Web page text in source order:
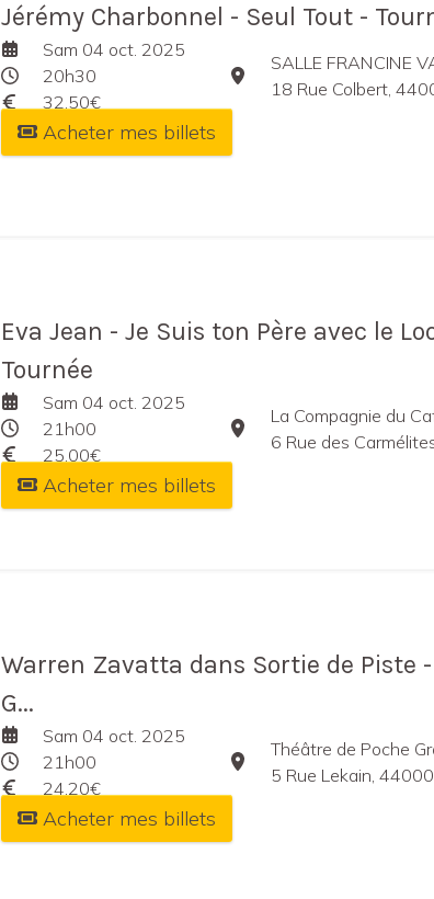
Jérémy Charbonnel - Seul Tout -
Sam 04 oct. 2025
20h30
32,50€
SALLE FRANCINE
18 Rue Colbert,
Acheter mes billets
Eva Jean - Je Suis ton Père avec le
Tournée
Sam 04 oct. 2025
21h00
25,00€
La Compagnie du
6 Rue des
Acheter mes billets
Warren Zavatta dans Sortie de Piste
G...
Sam 04 oct. 2025
21h00
24,20€
Théâtre de Poche
5 Rue Lekain,
Acheter mes billets